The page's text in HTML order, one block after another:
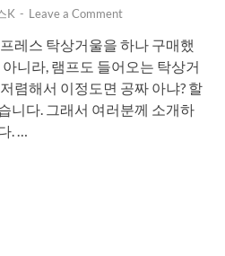
K - Leave a Comment
레스 탁상거울을 하나 구매했
니라, 램프도 들어오는 탁상거
렴해서 이정도면 공짜 아냐? 할
니다. 그래서 여러분께 소개하
. …